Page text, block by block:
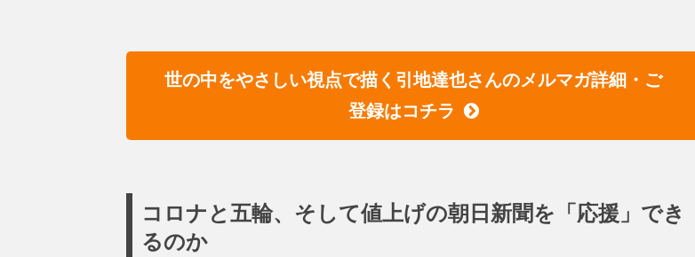
世の中をやさしい視点で描く引地達也さんのメルマガ詳細・ご
登録はコチラ
コロナと五輪、そして値上げの朝日新聞を「応援」でき
るのか